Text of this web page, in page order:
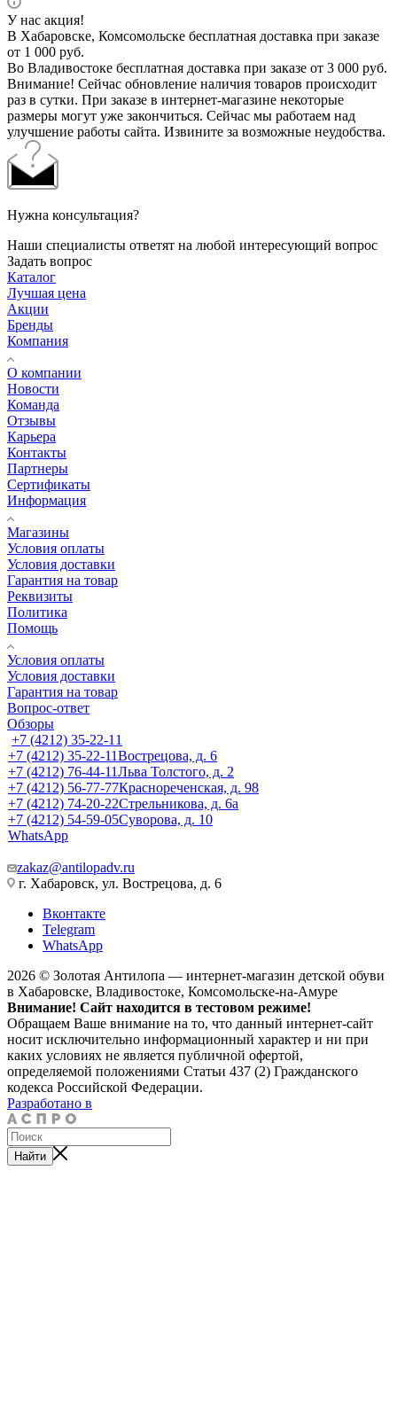
У нас акция!
В Хабаровске, Комсомольске бесплатная доставка при заказе
от 1 000 руб.
Во Владивостоке бесплатная доставка при заказе от 3 000 руб.
Внимание! Сейчас обновление наличия товаров происходит
раз в сутки. При заказе в интернет-магазине некоторые
размеры могут уже закончиться. Сейчас мы работаем над
улучшение работы сайта. Извините за возможные неудобства.
Нужна консультация?
Наши специалисты ответят на любой интересующий вопрос
Задать вопрос
Каталог
Лучшая цена
Акции
Бренды
Компания
О компании
Новости
Команда
Отзывы
Карьера
Контакты
Партнеры
Сертификаты
Информация
Магазины
Условия оплаты
Условия доставки
Гарантия на товар
Реквизиты
Политика
Помощь
Условия оплаты
Условия доставки
Гарантия на товар
Вопрос-ответ
Обзоры
+7 (4212) 35-22-11
+7 (4212) 35-22-11Вострецова, д. 6
+7 (4212) 76-44-11Льва Толстого, д. 2
+7 (4212) 56-77-77Краснореченская, д. 98
+7 (4212) 74-20-22Стрельникова, д. 6а
+7 (4212) 54-59-05Суворова, д. 10
WhatsApp
zakaz@antilopadv.ru
г. Хабаровск, ул. Вострецова, д. 6
Вконтакте
Telegram
WhatsApp
2026 © Золотая Антилопа — интернет-магазин детской обуви
в Хабаровске, Владивостоке, Комсомольске-на-Амуре
Внимание! Сайт находится в тестовом режиме!
Обращаем Ваше внимание на то, что данный интернет-сайт
носит исключительно информационный характер и ни при
каких условиях не является публичной офертой,
определяемой положениями Статьи 437 (2) Гражданского
кодекса Российской Федерации.
Разработано в
Найти